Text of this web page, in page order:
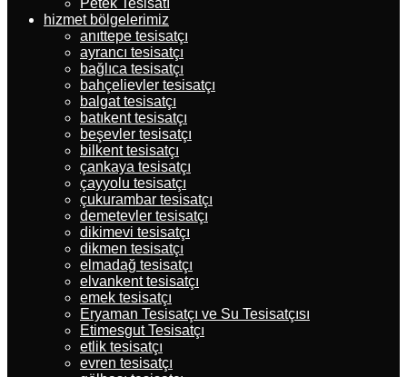
Petek Tesisatı
hizmet bölgelerimiz
anıttepe tesisatçı
ayrancı tesisatçı
bağlıca tesisatçı
bahçelievler tesisatçı
balgat tesisatçı
batıkent tesisatçı
beşevler tesisatçı
bilkent tesisatçı
çankaya tesisatçı
çayyolu tesisatçı
çukurambar tesisatçı
demetevler tesisatçı
dikimevi tesisatçı
dikmen tesisatçı
elmadağ tesisatçı
elvankent tesisatçı
emek tesisatçı
Eryaman Tesisatçı ve Su Tesisatçısı
Etimesgut Tesisatçı
etlik tesisatçı
evren tesisatçı